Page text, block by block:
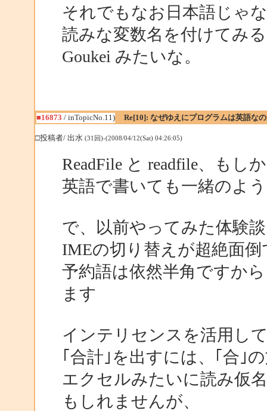
それでもなお日本語じゃ
読みな変数名を付けてみ
Goukei みたいな。
■16873 / inTopicNo.11) Re[10]: なぜゆえにプログラムは英語な
□投稿者/ 出水 (31回)-(2008/04/12(Sat) 04:26:05)
ReadFile と readfile、もし
英語で書いても一緒のよ
で、以前やってみた体験
IMEの切り替えが超絶面倒
予約語は依然半角ですか
ます
インテリセンスを活用し
｢合計｣を出すには、｢合｣
エクセルみたいに読み仮
もしれませんが、